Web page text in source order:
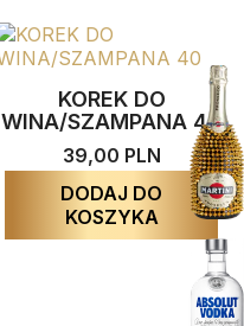
KOREK DO
WINA/SZAMPANA 40
39,00 PLN
DODAJ DO
KOSZYKA